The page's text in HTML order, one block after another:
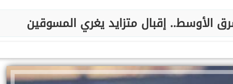
الأوسط.. إقبال متزايد يغري المسوقين